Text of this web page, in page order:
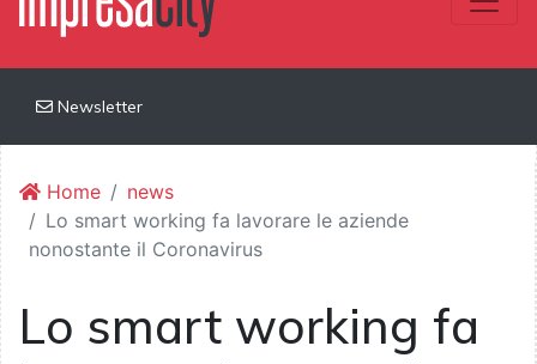
Newsletter
Home
news
Lo smart working fa lavorare le aziende
nonostante il Coronavirus
Lo smart working fa